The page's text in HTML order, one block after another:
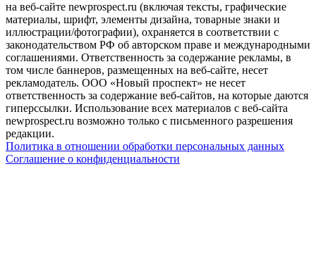
на веб-сайте newprospect.ru (включая тексты, графические
материалы, шрифт, элементы дизайна, товарные знаки и
иллюстрации/фотографии), охраняется в соответствии с
законодательством РФ об авторском праве и международными
соглашениями. Ответственность за содержание рекламы, в
том числе баннеров, размещенных на веб-сайте, несет
рекламодатель. ООО «Новый проспект» не несет
ответственность за содержание веб-сайтов, на которые даются
гиперссылки. Использование всех материалов с веб-сайта
newprospect.ru возможно только с письменного разрешения
редакции.
Политика в отношении обработки персональных данных
Соглашение о конфиденциальности